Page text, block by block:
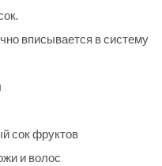
вписывается в систему
сок фруктов
и волос